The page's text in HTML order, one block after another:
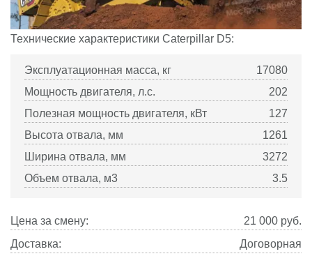
Технические характеристики Caterpillar D5:
Эксплуатационная масса, кг
17080
Мощность двигателя, л.с.
202
Полезная мощность двигателя, кВт
127
Высота отвала, мм
1261
Ширина отвала, мм
3272
Объем отвала, м3
3.5
Цена за смену: 21 000 руб.
Доставка:
Договорная